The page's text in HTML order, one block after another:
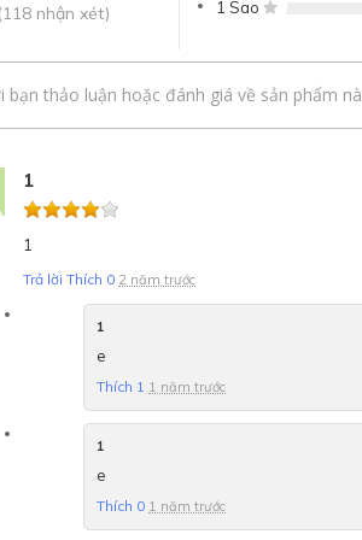
(118 nhận xét) 1 Sao
bạn thảo luận hoặc đánh giá về sản phẩm
1
1
Trả lời Thích 0 2 năm trước
1
e
Thích 1 1 năm trước
1
e
Thích 0 1 năm trước